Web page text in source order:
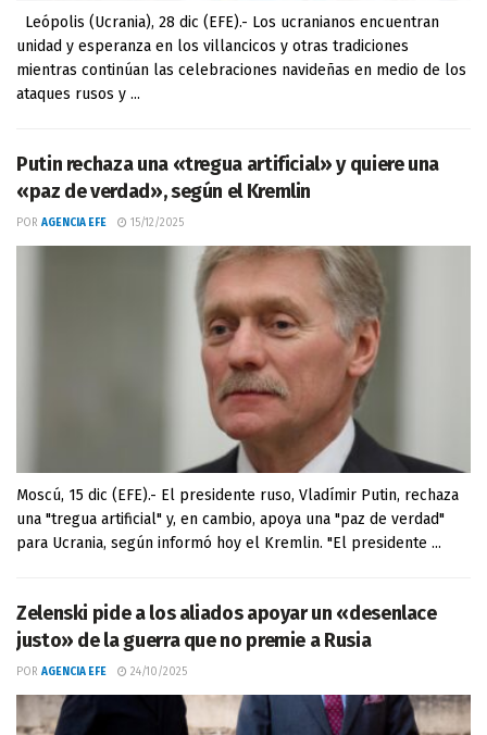
Leópolis (Ucrania), 28 dic (EFE).- Los ucranianos encuentran
unidad y esperanza en los villancicos y otras tradiciones
mientras continúan las celebraciones navideñas en medio de los
ataques rusos y ...
Putin rechaza una «tregua artificial» y quiere una
«paz de verdad», según el Kremlin
POR AGENCIA EFE 15/12/2025
Moscú, 15 dic (EFE).- El presidente ruso, Vladímir Putin, rechaza
una "tregua artificial" y, en cambio, apoya una "paz de verdad"
para Ucrania, según informó hoy el Kremlin. "El presidente ...
Zelenski pide a los aliados apoyar un «desenlace
justo» de la guerra que no premie a Rusia
POR AGENCIA EFE 24/10/2025